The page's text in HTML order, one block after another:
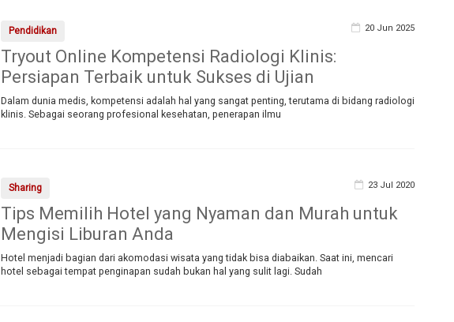
Pendidikan 20 Jun 2025
Tryout Online Kompetensi Radiologi Klinis:
Persiapan Terbaik untuk Sukses di Ujian
Dalam dunia medis, kompetensi adalah hal yang sangat penting, terutama di bidang radiologi
klinis. Sebagai seorang profesional kesehatan, penerapan ilmu
Sharing 23 Jul 2020
Tips Memilih Hotel yang Nyaman dan Murah untuk
Mengisi Liburan Anda
Hotel menjadi bagian dari akomodasi wisata yang tidak bisa diabaikan. Saat ini, mencari
hotel sebagai tempat penginapan sudah bukan hal yang sulit lagi. Sudah